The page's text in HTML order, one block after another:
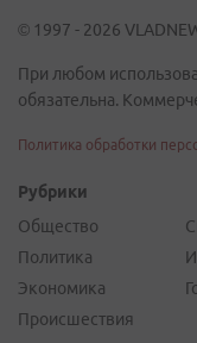
© 1997 - 2026
При любом
обязательна.
Политика обработки
Рубрики
Общество
Политика
Экономика
Происшествия